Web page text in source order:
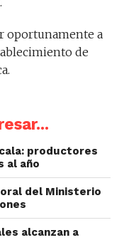
oportunamente a
de
productores
al año
del Ministerio
alcanzan a